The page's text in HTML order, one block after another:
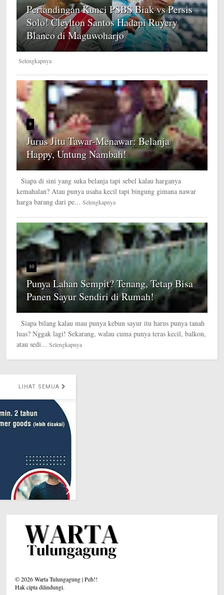
Pertandingan Kunci PSBS Biak vs Persis
Solo! Cleylton Santos Hadapi Ruyery
Blanco di Maguwoharjo
Selengkapnya
9
Jurus Jitu Tawar-Menawar: Belanja
Happy, Untung Nambah!
Siapa di sini yang suka belanja tapi sebel kalau harganya
kemahalan? Atau punya usaha kecil tapi bingung gimana nawar
harga barang dari pe... Selengkapnya
10
Punya Lahan Sempit? Tenang, Tetap Bisa
Panen Sayur Sendiri di Rumah!
Siapa bilang kalau mau punya kebun sayur itu harus punya tanah
luas? Nggak lagi! Sekarang, walau cuma punya teras kecil, balkon,
atau sedi... Selengkapnya
©2026Warta Tulungagung | Peh!!
Hak cipta dilindungi.